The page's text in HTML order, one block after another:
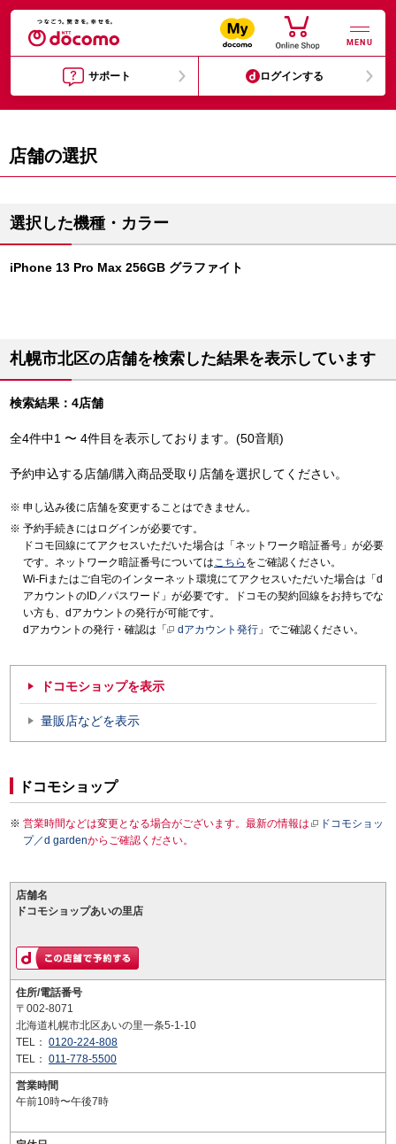
MENU
サポート ログインする
店舗の選択
選択した機種・カラー
iPhone 13 Pro Max 256GB グラファイト
札幌市北区の店舗を検索した結果を表示しています
検索結果：4店舗
全4件中1 〜 4件目を表示しております。(50音順)
予約申込する店舗/購入商品受取り店舗を選択してください。
申し込み後に店舗を変更することはできません。
予約手続きにはログインが必要です。
ドコモ回線にてアクセスいただいた場合は「ネットワーク暗証番号」が必要
です。ネットワーク暗証番号についてはこちら をご確認ください。
Wi-Fiまたはご自宅のインターネット環境にてアクセスいただいた場合は「d
アカウントのID／パスワード」が必要です。ドコモの契約回線をお持ちでな
い方も、dアカウントの発行が可能です。
dアカウントの発行・確認は「
dアカウント発行 」でご確認ください。
ドコモショップを表示
量販店などを表示
ドコモショップ
営業時間などは変更となる場合がございます。最新の情報は
ドコモショッ
プ／d gardenからご確認ください。
店舗名
ドコモショップあいの里店
住所/電話番号
〒002-8071
北海道札幌市北区あいの里一条5-1-10
TEL： 0120-224-808
TEL： 011-778-5500
営業時間
午前10時〜午後7時